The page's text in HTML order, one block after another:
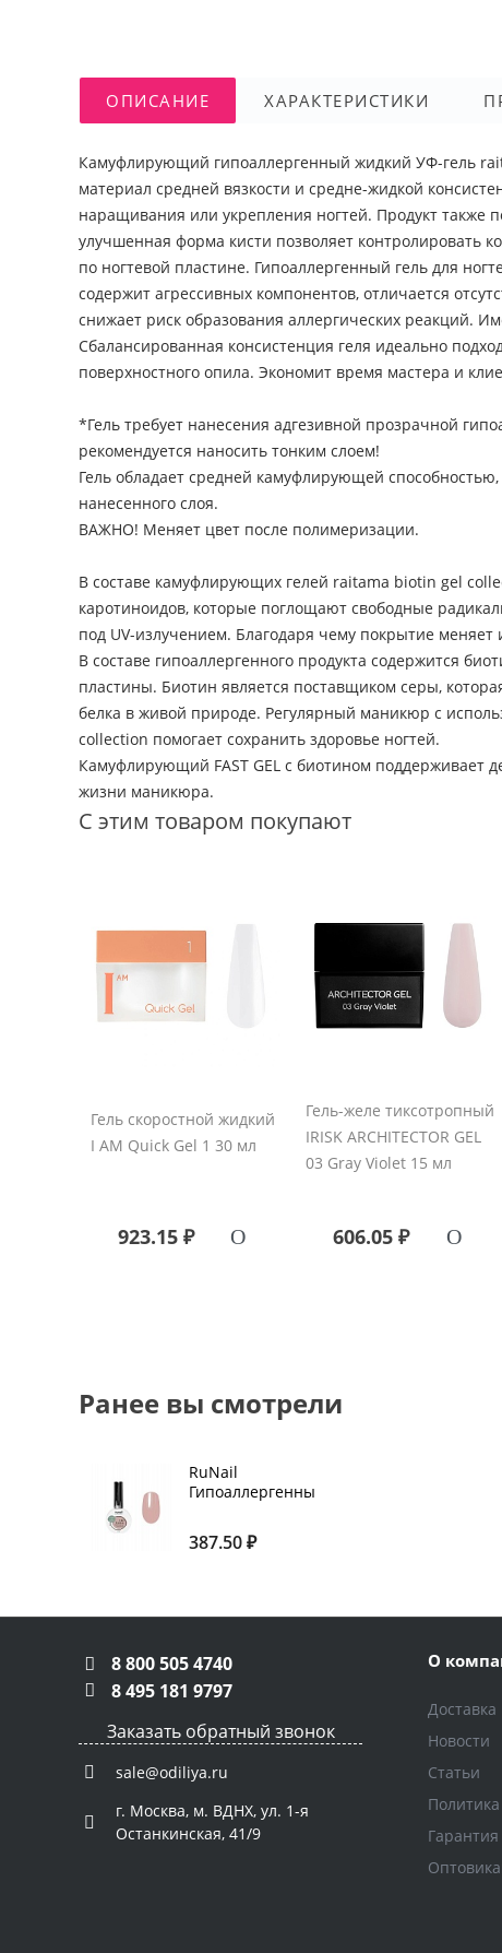
ОПИСАНИЕ ХАРАКТЕРИСТИКИ
Камуфлирующий гипоаллергенный жидкий УФ-гель
материал средней вязкости и средне-жидкой
наращивания или укрепления ногтей. Продукт также
улучшенная форма кисти позволяет контролировать
по ногтевой пластине. Гипоаллергенный гель для
содержит агрессивных компонентов, отличается
снижает риск образования аллергических реакций.
Сбалансированная консистенция геля идеально
поверхностного опила. Экономит время мастера и
*Гель требует нанесения адгезивной прозрачной
рекомендуется наносить тонким слоем!
Гель обладает средней камуфлирующей
нанесенного слоя.
ВАЖНО! Меняет цвет после полимеризации.
В составе камуфлирующих гелей raitama biotin gel
каротиноидов, которые поглощают свободные
под UV-излучением. Благодаря чему покрытие меняет
В составе гипоаллергенного продукта содержится
пластины. Биотин является поставщиком серы,
белка в живой природе. Регулярный маникюр с
collection помогает сохранить здоровье ногтей.
Камуфлирующий FAST GEL с биотином поддерживает
жизни маникюра.
С этим товаром покупают
Гель скоростной жидкий
I AM Quick Gel 1 30 мл
923.15 ₽
Гель-желе тиксотропный
IRISK ARCHITECTOR GEL
03 Gray Violet 15 мл
606.05 ₽
Ранее вы смотрели
RuNail
Гипоаллергенны
камуфлирующий
скоростной гель
387.50 ₽
8 800 505 4740
8 495 181 9797
Заказать обратный звонок
sale@odiliya.ru
г. Москва, м. ВДНХ, ул. 1-я
Останкинская, 41/9
О
Доставка
Новости
Статьи
Гарантия